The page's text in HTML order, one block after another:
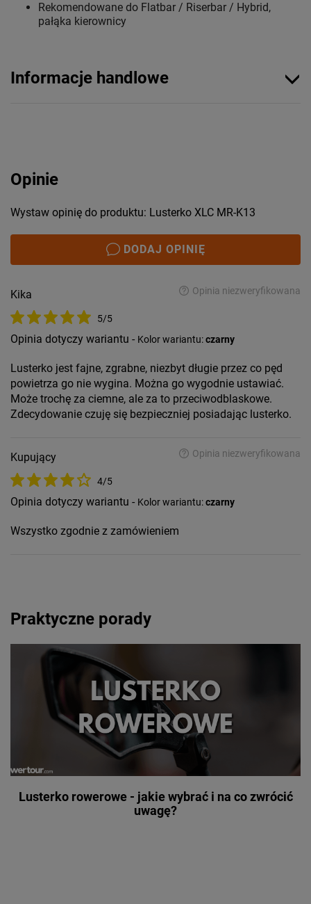
Rekomendowane do Flatbar / Riserbar / Hybrid,
pałąka kierownicy
Informacje handlowe
Opinie
Wystaw opinię do produktu: Lusterko XLC MR-K13
DODAJ OPINIĘ
Kika
5/5
Opinia niezweryfikowana
Opinia dotyczy wariantu - Kolor wariantu:czarny
Lusterko jest fajne, zgrabne, niezbyt długie przez co pęd
powietrza go nie wygina. Można go wygodnie ustawiać.
Może trochę za ciemne, ale za to przeciwodblaskowe.
Zdecydowanie czuję się bezpieczniej posiadając lusterko.
Kupujący
4/5
Opinia niezweryfikowana
Opinia dotyczy wariantu - Kolor wariantu:czarny
Wszystko zgodnie z zamówieniem
Praktyczne porady
Lusterko rowerowe - jakie wybrać i na co zwrócić
uwagę?